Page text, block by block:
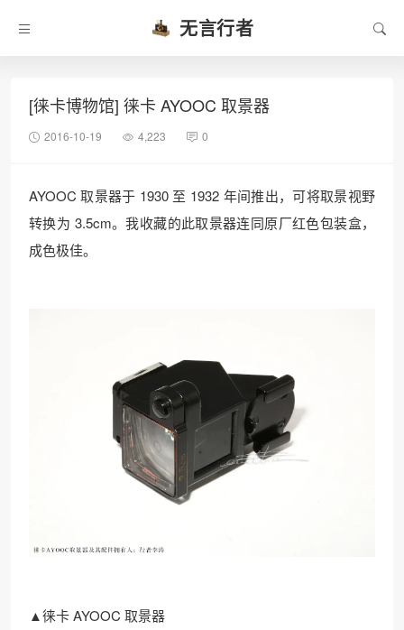
无言行者
[徕卡博物馆] 徕卡 AYOOC 取景器
2016-10-19 4,223 0
AYOOC 取景器于 1930 至 1932 年间推出，可将取景视野
转换为 3.5cm。我收藏的此取景器连同原厂红色包装盒，
成色极佳。
▲徕卡 AYOOC 取景器